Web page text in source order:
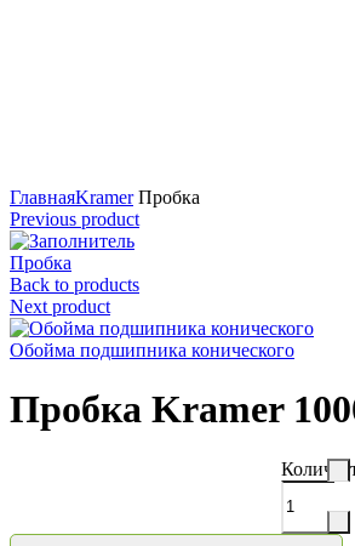
ГлавнаяKramerПробка
Previous product
Пробка
Back to products
Next product
Обойма подшипника конического
Пробка Kramer